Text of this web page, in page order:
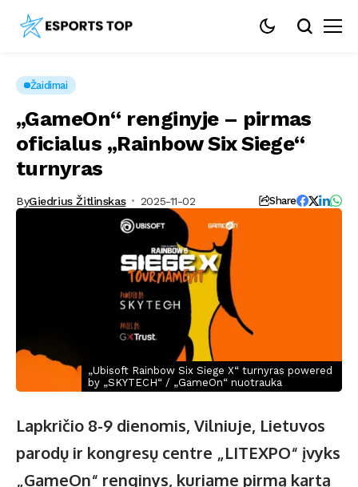
Žaidimai
„GameOn“ renginyje – pirmas
oficialus „Rainbow Six Siege“
turnyras
ByGiedrius Žitlinskas 2025-11-02 Share
„Ubisoft Rainbow Six Siege X“ turnyras powered
by „SKYTECH“ / „GameOn“ nuotrauka
Lapkričio 8-9 dienomis, Vilniuje, Lietuvos
parodų ir kongresų centre „LITEXPO“ įvyks
„GameOn“ renginys, kuriame pirmą kartą